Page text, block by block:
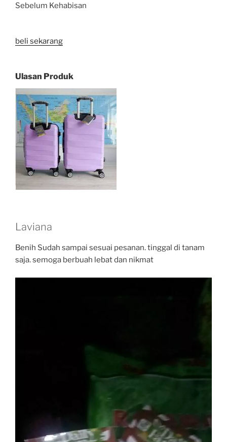
Sebelum Kehabisan
beli sekarang
Ulasan Produk
Laviana
Benih Sudah sampai sesuai pesanan. tinggal di tanam
saja. semoga berbuah lebat dan nikmat